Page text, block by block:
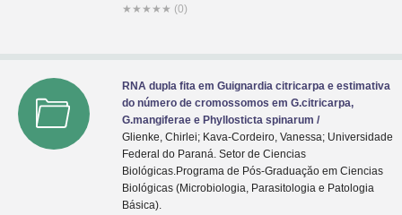
★ ★ ★ ★ ★ (0)
RNA dupla fita em Guignardia citricarpa e estimativa
do número de cromossomos em G.citricarpa,
G.mangiferae e Phyllosticta spinarum /
Glienke, Chirlei; Kava-Cordeiro, Vanessa; Universidade
Federal do Paraná. Setor de Ciencias
Biológicas.Programa de Pós-Graduaçăo em Ciencias
Biológicas (Microbiologia, Parasitologia e Patologia
Básica).